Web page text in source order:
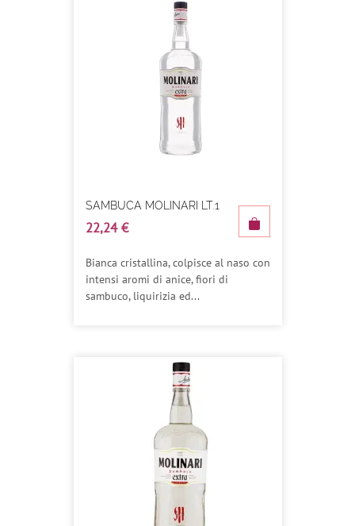
SAMBUCA MOLINARI LT.1
22,24 €
Bianca cristallina, colpisce al naso con
intensi aromi di anice, fiori di
sambuco, liquirizia ed...